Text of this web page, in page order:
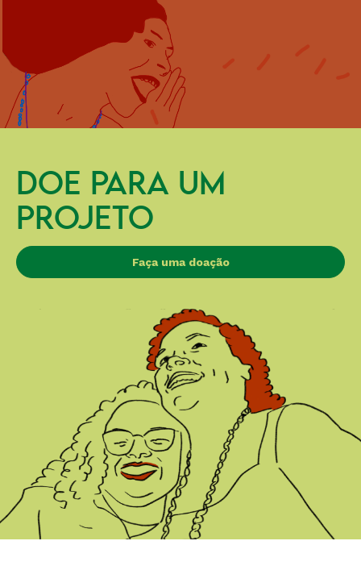
DOE PARA UM
PROJETO
Faça uma doação